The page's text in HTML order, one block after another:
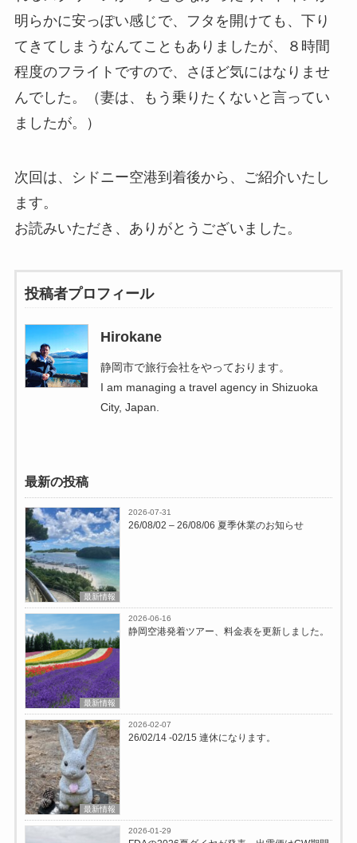
明らかに安っぽい感じで、フタを開けても、下り
てきてしまうなんてこともありましたが、８時間
程度のフライトですので、さほど気にはなりませ
んでした。（妻は、もう乗りたくないと言ってい
ましたが。）
次回は、シドニー空港到着後から、ご紹介いたし
ます。
お読みいただき、ありがとうございました。
投稿者プロフィール
Hirokane
静岡市で旅行会社をやっております。
I am managing a travel agency in Shizuoka
City, Japan.
最新の投稿
最新情報
2026-07-31
26/08/02 – 26/08/06 夏季休業のお知らせ
最新情報
2026-06-16
静岡空港発着ツアー、料金表を更新しました。
最新情報
2026-02-07
26/02/14 -02/15 連休になります。
2026-01-29